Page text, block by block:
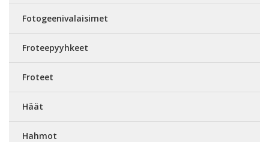
Fotogeenivalaisimet
Froteepyyhkeet
Froteet
Häät
Hahmot